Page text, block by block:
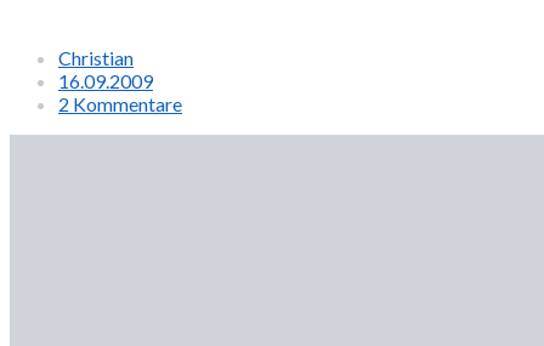
Christian
16.09.2009
2 Kommentare